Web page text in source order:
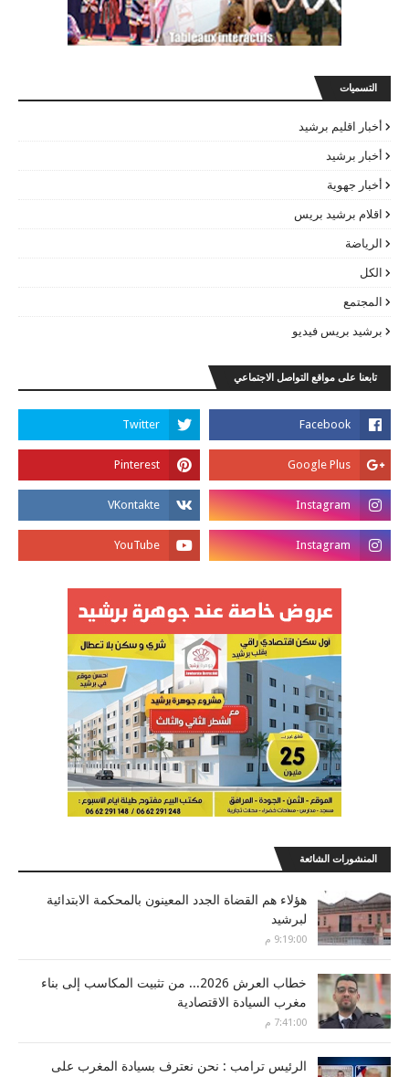
التسميات
أخبار اقليم برشيد
أخبار برشيد
أخبار جهوية
اقلام برشيد بريس
الرياضة
الكل
المجتمع
برشيد بريس فيديو
تابعنا على مواقع التواصل الاجتماعي
المنشورات الشائعة
هؤلاء هم القضاة الجدد المعينون بالمحكمة الابتدائية
لبرشيد
9:19:00 م
خطاب العرش 2026... من تثبيت المكاسب إلى بناء
مغرب السيادة الاقتصادية
7:41:00 م
الرئيس ترامب : نحن نعترف بسيادة المغرب على